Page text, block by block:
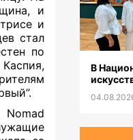
и
и
стал
по
В